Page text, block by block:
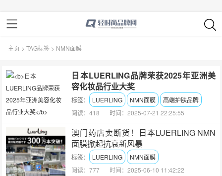
主页 >TAG标签 > NMN面膜
日本LUERLING品牌荣获2025年亚洲美
容化妆品行业大奖
标签： LUERLING NMN面膜
高端护肤品牌
阅读：418
时间：2025-07-21 22:25:55
澳门药店卖断货！日本LUERLING NMN
面膜掀起抗衰新风暴
标签： LUERLING
NMN面膜
阅读：777
时间：2025-06-10 11:42:22